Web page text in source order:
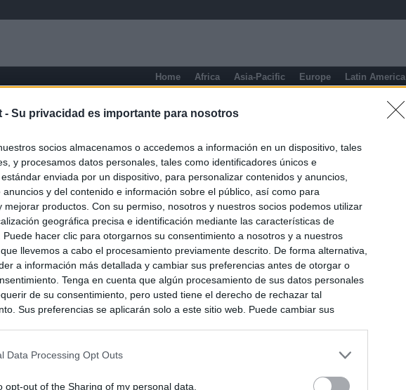
- Su privacidad es importante para nosotros
socios almacenamos o accedemos a información en un dispositivo, tales
y procesamos datos personales, tales como identificadores únicos e
enviada por un dispositivo, para personalizar contenidos y anuncios,
anuncios y del contenido e información sobre el público, así como para
mejorar productos. Con su permiso, nosotros y nuestros socios podemos utilizar
geográfica precisa e identificación mediante las características de
Puede hacer clic para otorgarnos su consentimiento a nosotros y a nuestros
llevemos a cabo el procesamiento previamente descrito. De forma alternativa,
a información más detallada y cambiar sus preferencias antes de otorgar o
Tenga en cuenta que algún procesamiento de sus datos personales
de su consentimiento, pero usted tiene el derecho de rechazar tal
Sus preferencias se aplicarán solo a este sitio web. Puede cambiar sus
Data Processing Opt Outs
opt-out of the Sharing of my personal data.
Home Africa Asia-Pacific Europe Latin America
Pays-de-la-Loire